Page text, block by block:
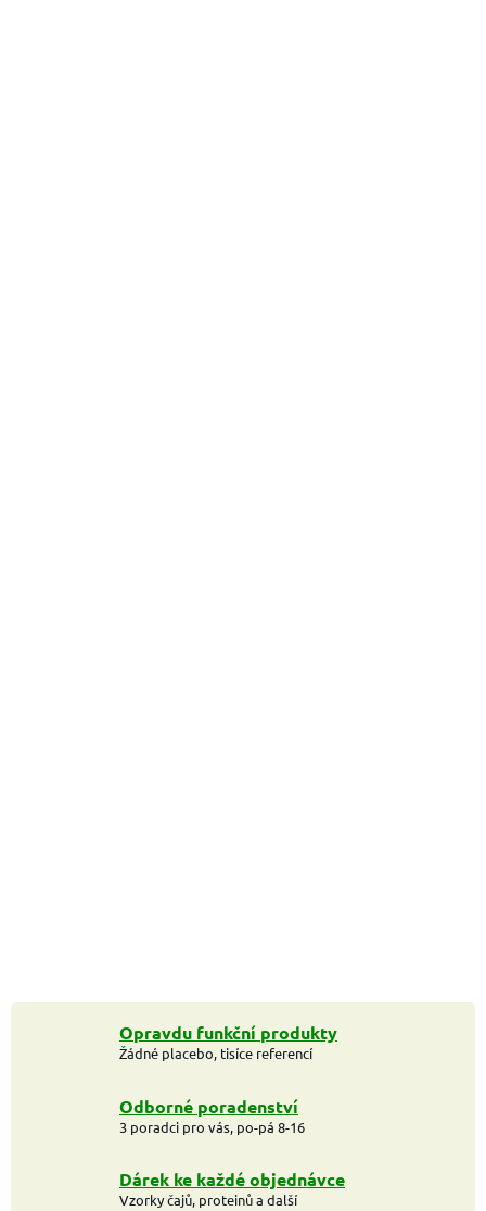
Opravdu funkční produkty
Žádné placebo, tisíce referencí
Odborné poradenství
3 poradci pro vás, po-pá 8-16
Dárek ke každé objednávce
Vzorky čajů, proteinů a další